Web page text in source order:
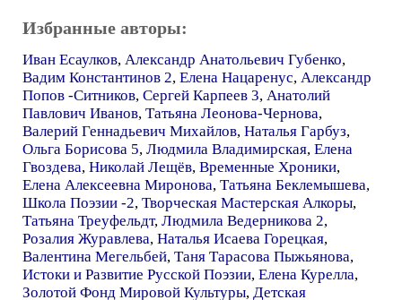
Избранные авторы:
Иван Есаулков, Александр Анатольевич Губенко,
Вадим Константинов 2, Елена Нацаренус, Александр
Попов -Ситников, Сергей Карпеев 3, Анатолий
Павлович Иванов, Татьяна Леонова-Чернова,
Валерий Геннадьевич Михайлов, Наталья Гарбуз,
Ольга Борисова 5, Людмила Владимирская, Елена
Гвоздева, Николай Лещёв, Временные Хроники,
Елена Алексеевна Миронова, Татьяна Беклемышева,
Школа Поэзии -2, Творческая Мастерская Алкоры,
Татьяна Треуфельдт, Людмила Ведерникова 2,
Розалия Журавлева, Наталья Исаева Горецкая,
Валентина Мегельбей, Таня Тарасова Пыжьянова,
Истоки и Развитие Русской Поэзии, Елена Курелла,
Золотой Фонд Мировой Культуры, Детская